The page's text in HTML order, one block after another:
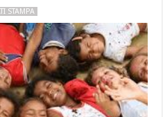
STAMPA